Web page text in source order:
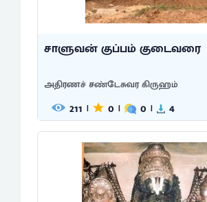
சாளுவன் குப்பம் குடைவரை
அதிரணச் சண்டேசுவர கிருஹம்
211 | 0 | 0 | 4